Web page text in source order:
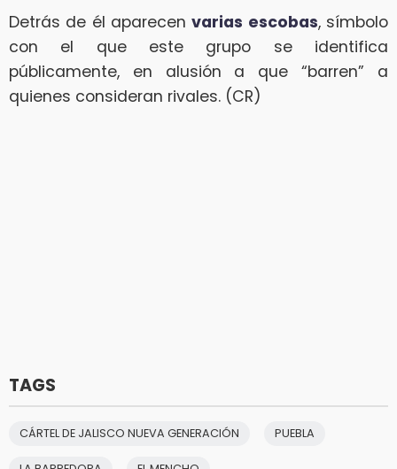
Detrás de él aparecenvarias escobas, símbolo
con el que este grupo se identifica
públicamente, en alusión a que “barren” a
quienes consideran rivales. (CR)
TAGS
CÁRTEL DE JALISCO NUEVA GENERACIÓN PUEBLA